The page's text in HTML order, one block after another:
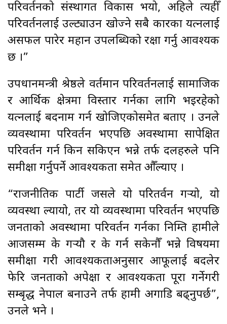
परिवर्तनको संस्थागत विकास भयो, अहिले त्यहीँ
परिवर्तनलाई उल्ट्याउन खोज्ने सबै प्रकारका प्रयत्नलाई
असफल पारेर महान उपलब्धिको रक्षा गर्नु आवश्यक
छ ।”
उपप्रधानमन्त्री श्रेष्ठले वर्तमान परिवर्तनलाई सामाजिक
र आर्थिक क्षेत्रमा विस्तार गर्नका लागि भइरहेको
प्रयत्नलाई बदनाम गर्न खोजिएकोसमेत बताए । उनले
व्यवस्थामा परिवर्तन भएपछि अवस्थामा सापेक्षित
परिवर्तन गर्न किन सकिएन भन्ने तर्फ दलहरुले पनि
समीक्षा गर्नुपर्ने आवश्यकता समेत औँल्याए ।
“राजनीतिक पार्टी जसले यो परितर्वन गर्‍यो, यो
व्यवस्था ल्यायो, तर यो व्यवस्थामा परिवर्तन भएपछि
जनताको अवस्थामा परिवर्तन गर्नका निम्ति हामीले
आजसम्म के गर्‍यौ र के गर्न सकेनौँ भन्ने विषयमा
समीक्षा गरी आवश्यकताअनुसार आफूलाई बदलेर
फेरि जनताको अपेक्षा र आवश्यकता पूरा गर्नेगरी
सम्बृद्ध नेपाल बनाउने तर्फ हामी अगाडि बढ्नुपर्छ”,
उनले भने ।